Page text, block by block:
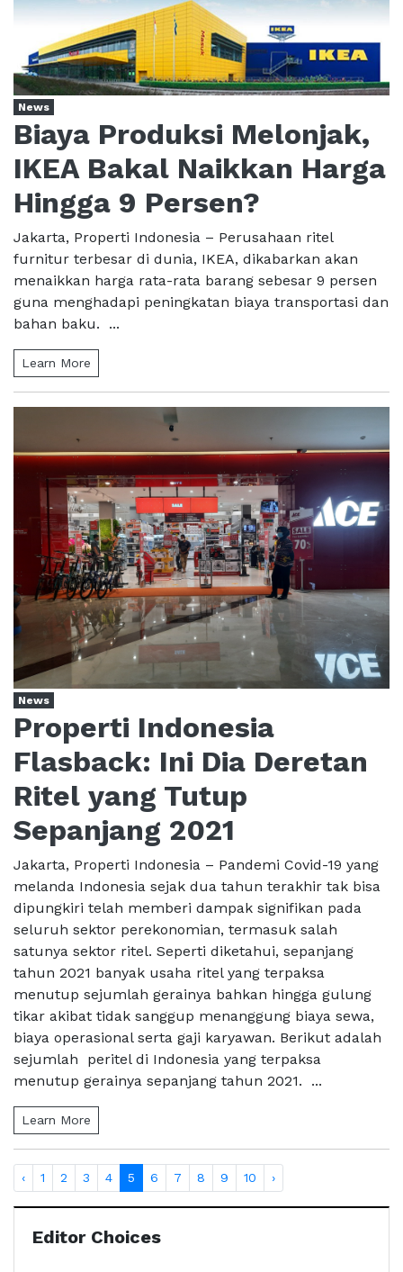
News
Biaya Produksi Melonjak,
IKEA Bakal Naikkan Harga
Hingga 9 Persen?
Jakarta, Properti Indonesia – Perusahaan ritel
furnitur terbesar di dunia, IKEA, dikabarkan akan
menaikkan harga rata-rata barang sebesar 9 persen
guna menghadapi peningkatan biaya transportasi dan
bahan baku. ...
Learn More
News
Properti Indonesia
Flasback: Ini Dia Deretan
Ritel yang Tutup
Sepanjang 2021
Jakarta, Properti Indonesia – Pandemi Covid-19 yang
melanda Indonesia sejak dua tahun terakhir tak bisa
dipungkiri telah memberi dampak signifikan pada
seluruh sektor perekonomian, termasuk salah
satunya sektor ritel. Seperti diketahui, sepanjang
tahun 2021 banyak usaha ritel yang terpaksa
menutup sejumlah gerainya bahkan hingga gulung
tikar akibat tidak sanggup menanggung biaya sewa,
biaya operasional serta gaji karyawan. Berikut adalah
sejumlah peritel di Indonesia yang terpaksa
menutup gerainya sepanjang tahun 2021. ...
Learn More
‹ 1 2 3 4 5 6 7 8 9 10 ›
Editor Choices